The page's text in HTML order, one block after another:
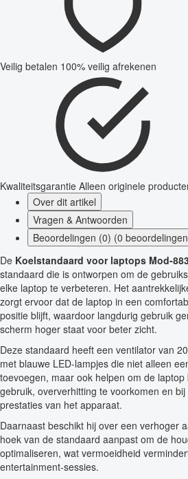
Veilig betalen 100% veilig afrekenen
Kwaliteitsgarantie Alleen originele
Over dit artikel
Vragen & Antwoorden
Beoordelingen (0) (0
De Koelstandaard voor laptops Mod-
standaard die is ontworpen om de
elke laptop te verbeteren. Het
zorgt ervoor dat de laptop in een
positie blijft, waardoor langdurig gebruik
scherm hoger staat voor beter zicht.
Deze standaard heeft een ventilator van
met blauwe LED-lampjes die niet alleen
toevoegen, maar ook helpen om de
gebruik, oververhitting te voorkomen en
prestaties van het apparaat.
Daarnaast beschikt hij over een verhoger
hoek van de standaard aanpast om de
optimaliseren, wat vermoeidheid
entertainment-sessies.